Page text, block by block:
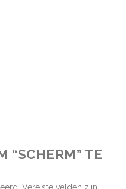
“SCHERM” TE